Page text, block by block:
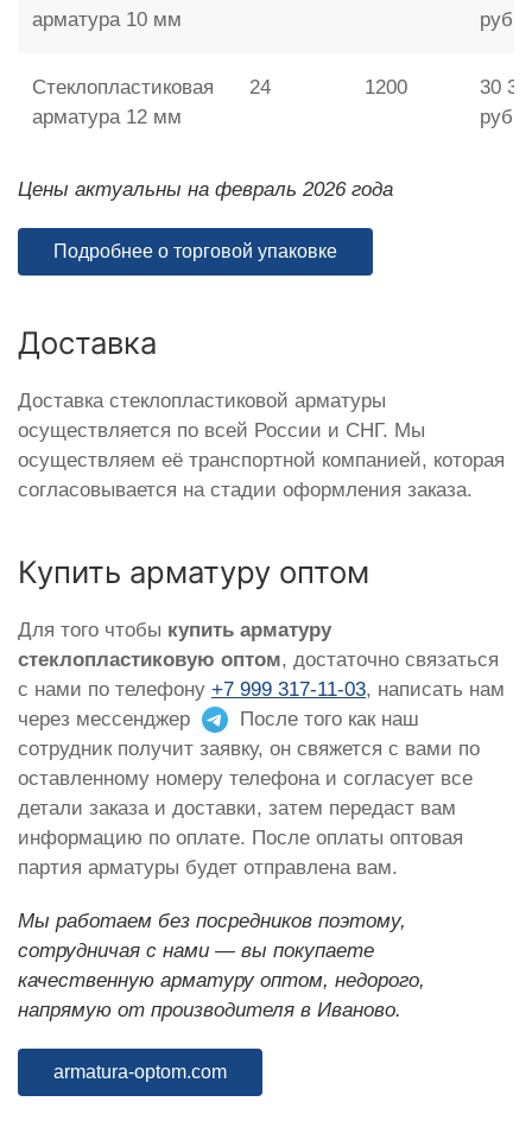
арматура 10 мм
руб.
Стеклопластиковая
арматура 12 мм
24 1200
30
руб.
Цены актуальны на февраль 2026 года
Подробнее о торговой упаковке
Доставка
Доставка стеклопластиковой арматуры
осуществляется по всей России и СНГ. Мы
осуществляем её транспортной компанией, которая
согласовывается на стадии оформления заказа.
Купить арматуру оптом
Для того чтобы купить арматуру
стеклопластиковую оптом, достаточно связаться
с нами по телефону +7 999 317-11-03, написать нам
через мессенджер
После того как наш
сотрудник получит заявку, он свяжется с вами по
оставленному номеру телефона и согласует все
детали заказа и доставки, затем передаст вам
информацию по оплате. После оплаты оптовая
партия арматуры будет отправлена вам.
Мы работаем без посредников поэтому,
сотрудничая с нами — вы покупаете
качественную арматуру оптом, недорого,
напрямую от производителя в Иваново.
armatura-optom.com